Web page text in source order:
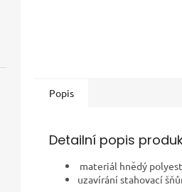
Popis
Detailní popis
materiál hnědý
uzavírání stahovací